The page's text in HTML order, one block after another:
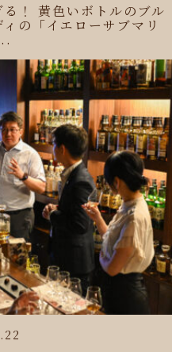
る！ 黄色いボトルのブル
ィの「イエローサブマリ